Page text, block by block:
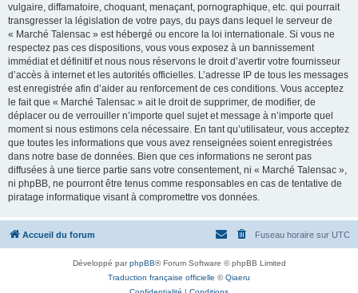
vulgaire, diffamatoire, choquant, menaçant, pornographique, etc. qui pourrait
transgresser la législation de votre pays, du pays dans lequel le serveur de
« Marché Talensac » est hébergé ou encore la loi internationale. Si vous ne
respectez pas ces dispositions, vous vous exposez à un bannissement
immédiat et définitif et nous nous réservons le droit d’avertir votre fournisseur
d’accès à internet et les autorités officielles. L’adresse IP de tous les messages
est enregistrée afin d’aider au renforcement de ces conditions. Vous acceptez
le fait que « Marché Talensac » ait le droit de supprimer, de modifier, de
déplacer ou de verrouiller n’importe quel sujet et message à n’importe quel
moment si nous estimons cela nécessaire. En tant qu’utilisateur, vous acceptez
que toutes les informations que vous avez renseignées soient enregistrées
dans notre base de données. Bien que ces informations ne seront pas
diffusées à une tierce partie sans votre consentement, ni « Marché Talensac »,
ni phpBB, ne pourront être tenus comme responsables en cas de tentative de
piratage informatique visant à compromettre vos données.
Accueil du forum Fuseau horaire sur UTC
Développé parphpBB® Forum Software © phpBB Limited
Traduction française officielle ©Qiaeru